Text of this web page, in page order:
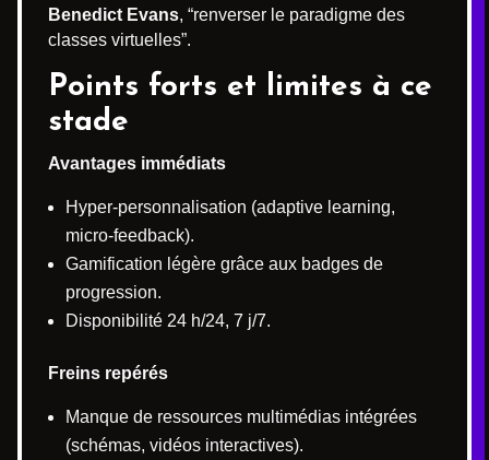
Benedict Evans, “renverser le paradigme des
classes virtuelles”.
Points forts et limites à ce
stade
Avantages immédiats
Hyper-personnalisation (adaptive learning,
micro-feedback).
Gamification légère grâce aux badges de
progression.
Disponibilité 24 h/24, 7 j/7.
Freins repérés
Manque de ressources multimédias intégrées
(schémas, vidéos interactives).